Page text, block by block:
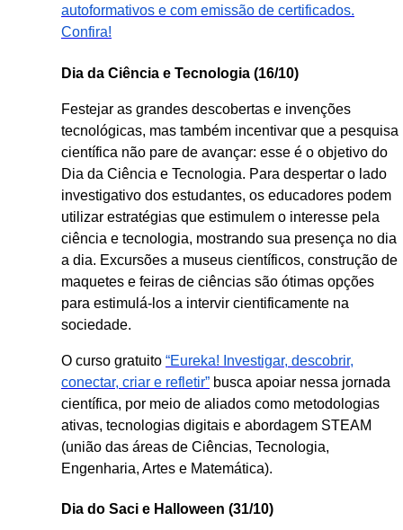
autoformativos e com emissão de certificados.
Confira!
Dia da Ciência e Tecnologia (16/10)
Festejar as grandes descobertas e invenções
tecnológicas, mas também incentivar que a pesquisa
científica não pare de avançar: esse é o objetivo do
Dia da Ciência e Tecnologia. Para despertar o lado
investigativo dos estudantes, os educadores podem
utilizar estratégias que estimulem o interesse pela
ciência e tecnologia, mostrando sua presença no dia
a dia. Excursões a museus científicos, construção de
maquetes e feiras de ciências são ótimas opções
para estimulá-los a intervir cientificamente na
sociedade.
O curso gratuito “Eureka! Investigar, descobrir,
conectar, criar e refletir” busca apoiar nessa jornada
científica, por meio de aliados como metodologias
ativas, tecnologias digitais e abordagem STEAM
(união das áreas de Ciências, Tecnologia,
Engenharia, Artes e Matemática).
Dia do Saci e Halloween (31/10)